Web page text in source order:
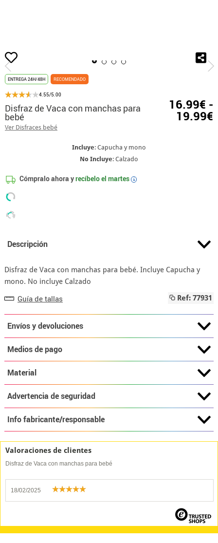
Inicio Disfraces
ENTREGA 24H/48H RECOMENDADO
4.55/5.00
Disfraz de Vaca con manchas para
bebé
Ver Disfraces bebé
16.99€ -
19.99€
Incluye: Capucha y mono
No Incluye: Calzado
Cómpralo ahora yrecíbelo el martes i
Descripción
Disfraz de Vaca con manchas para bebé. Incluye Capucha y
mono. No incluye Calzado
Guía de tallas Ref: 77931
Envíos y devoluciones
Medios de pago
Material
Advertencia de seguridad
Info fabricante/responsable
Valoraciones de clientes
Disfraz de Vaca con manchas para bebé
18/02/2025